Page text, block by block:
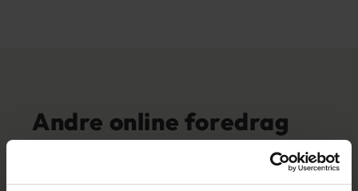
Andre online foredrag
om kør-selv-ferie